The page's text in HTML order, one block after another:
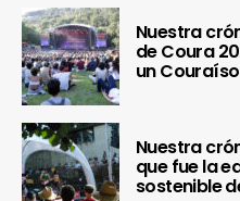
Nuestra
de Coura
un Couraíso
Nuestra
que fue la
sostenible